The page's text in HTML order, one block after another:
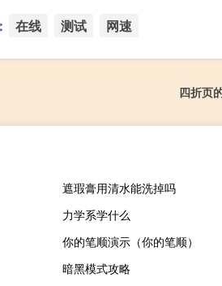
在线 测试 网速
四折页
遮瑕膏用清水能洗掉吗
力学系学什么
你的笔顺演示（你的笔顺）
暗黑模式攻略